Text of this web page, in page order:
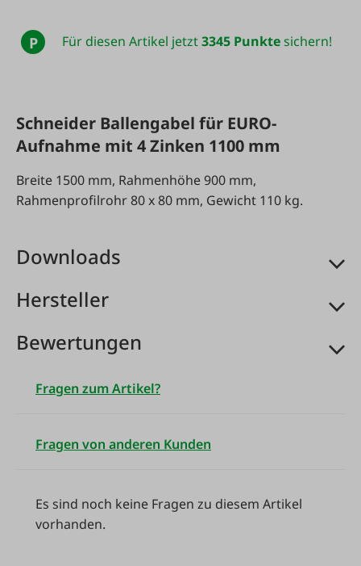
P Für diesen Artikel jetzt3345 Punktesichern!
Schneider Ballengabel für EURO-
Aufnahme mit 4 Zinken 1100 mm
Breite 1500 mm, Rahmenhöhe 900 mm,
Rahmenprofilrohr 80 x 80 mm, Gewicht 110 kg.
Downloads
Hersteller
Bewertungen
Fragen zum Artikel?
Fragen von anderen Kunden
Es sind noch keine Fragen zu diesem Artikel
vorhanden.